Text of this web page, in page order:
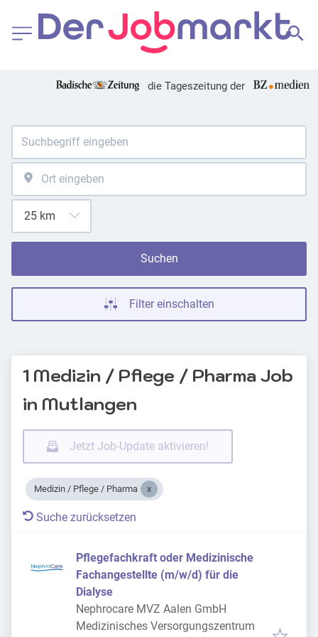
die Tageszeitung der
Suchen
Filter einschalten
1 Medizin / Pflege / Pharma Job
in Mutlangen
Jetzt Job-Update aktivieren!
Medizin / Pflege / Pharma
Suche zurücksetzen
Pflegefachkraft oder Medizinische
Fachangestellte (m/w/d) für die
Dialyse
Nephrocare MVZ Aalen GmbH
Medizinisches Versorgungszentrum